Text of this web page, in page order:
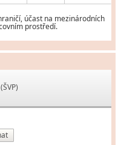
účast na mezinárodních
prostředí.